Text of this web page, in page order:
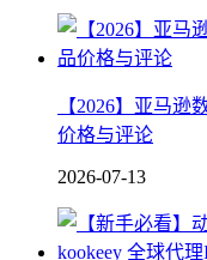
【2026】亚马逊
价格与评论
2026-07-13